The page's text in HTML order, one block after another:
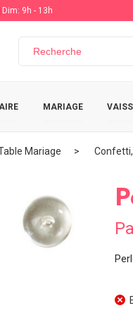
9h - 13h
MARIAGE
Mariage